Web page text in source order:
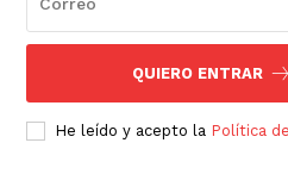
QUIERO ENTRAR
He leído y acepto la Política